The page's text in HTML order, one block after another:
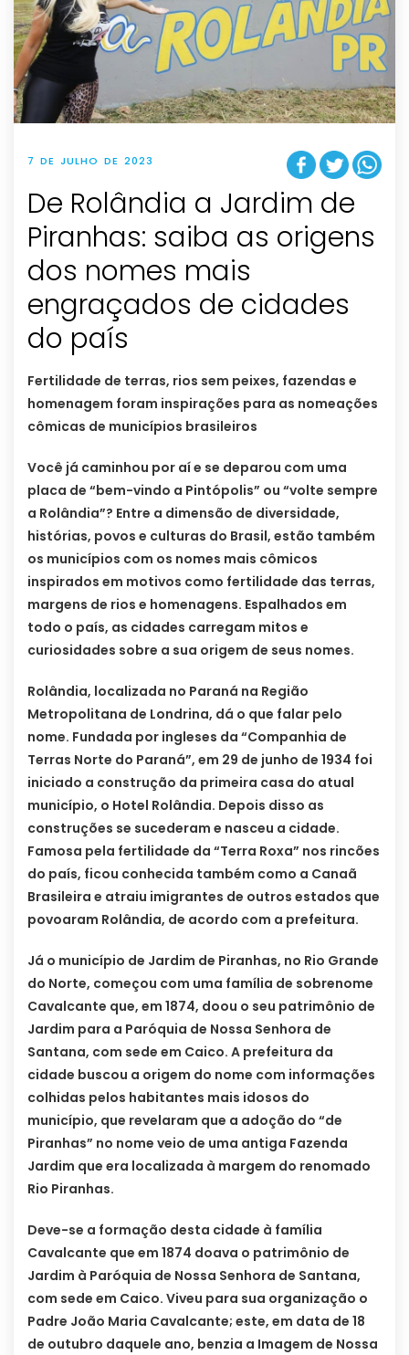
7 DE JULHO DE 2023
De Rolândia a Jardim de
Piranhas: saiba as origens
dos nomes mais
engraçados de cidades
do país
Fertilidade de terras, rios sem peixes, fazendas e
homenagem foram inspirações para as nomeações
cômicas de municípios brasileiros
Você já caminhou por aí e se deparou com uma
placa de “bem-vindo a Pintópolis” ou “volte sempre
a Rolândia”? Entre a dimensão de diversidade,
histórias, povos e culturas do Brasil, estão também
os municípios com os nomes mais cômicos
inspirados em motivos como fertilidade das terras,
margens de rios e homenagens. Espalhados em
todo o país, as cidades carregam mitos e
curiosidades sobre a sua origem de seus nomes.
Rolândia, localizada no Paraná na Região
Metropolitana de Londrina, dá o que falar pelo
nome. Fundada por ingleses da “Companhia de
Terras Norte do Paraná”, em 29 de junho de 1934 foi
iniciado a construção da primeira casa do atual
município, o Hotel Rolândia. Depois disso as
construções se sucederam e nasceu a cidade.
Famosa pela fertilidade da “Terra Roxa” nos rincões
do país, ficou conhecida também como a Canaã
Brasileira e atraiu imigrantes de outros estados que
povoaram Rolândia, de acordo com a prefeitura.
Já o município de Jardim de Piranhas, no Rio Grande
do Norte, começou com uma família de sobrenome
Cavalcante que, em 1874, doou o seu patrimônio de
Jardim para a Paróquia de Nossa Senhora de
Santana, com sede em Caico. A prefeitura da
cidade buscou a origem do nome com informações
colhidas pelos habitantes mais idosos do
município, que revelaram que a adoção do “de
Piranhas” no nome veio de uma antiga Fazenda
Jardim que era localizada à margem do renomado
Rio Piranhas.
Deve-se a formação desta cidade à família
Cavalcante que em 1874 doava o patrimônio de
Jardim à Paróquia de Nossa Senhora de Santana,
com sede em Caico. Viveu para sua organização o
Padre João Maria Cavalcante; este, em data de 18
de outubro daquele ano, benzia a Imagem de Nossa